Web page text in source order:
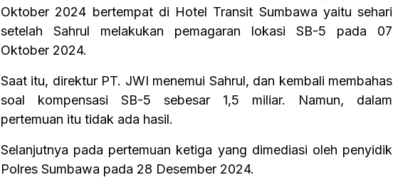
Oktober 2024 bertempat di Hotel Transit Sumbawa yaitu sehari
setelah Sahrul melakukan pemagaran lokasi SB-5 pada 07
Oktober 2024.
Saat itu, direktur PT. JWI menemui Sahrul, dan kembali membahas
soal kompensasi SB-5 sebesar 1,5 miliar. Namun, dalam
pertemuan itu tidak ada hasil.
Selanjutnya pada pertemuan ketiga yang dimediasi oleh penyidik
Polres Sumbawa pada 28 Desember 2024.